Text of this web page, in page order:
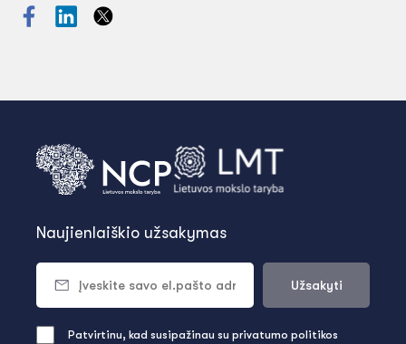
Naujienlaiškio užsakymas
Užsakyti
Patvirtinu, kad susipažinau su privatumo politikos